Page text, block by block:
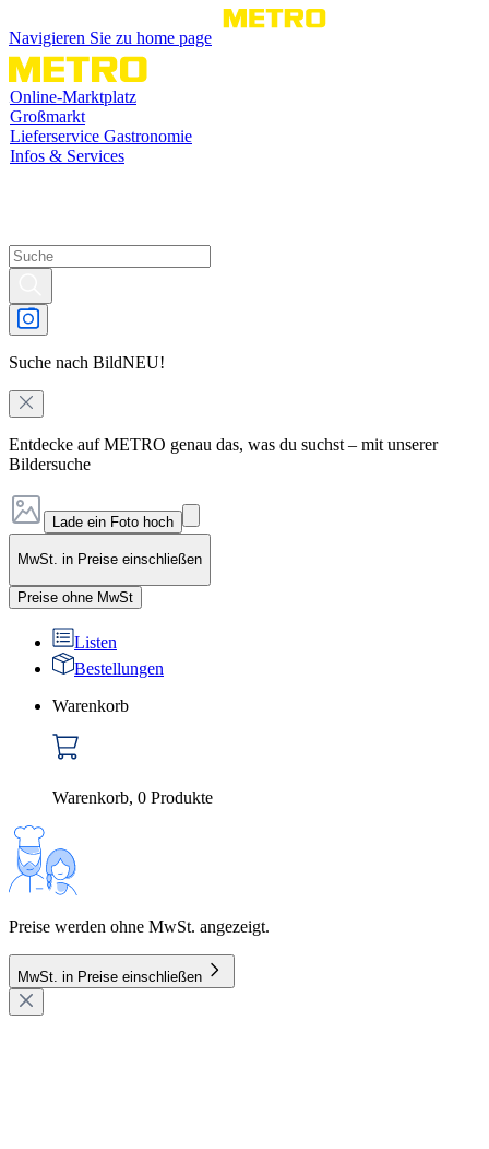
Navigieren Sie zu home page
Online-Marktplatz
Großmarkt
Lieferservice Gastronomie
Infos & Services
Suche nach BildNEU!
Entdecke auf METRO genau das, was du suchst – mit unserer
Bildersuche
Lade ein Foto hoch
MwSt. in Preise einschließen
Preise ohne MwSt
Listen
Bestellungen
Warenkorb
Warenkorb, 0 Produkte
Preise werden ohne MwSt. angezeigt.
MwSt. in Preise einschließen